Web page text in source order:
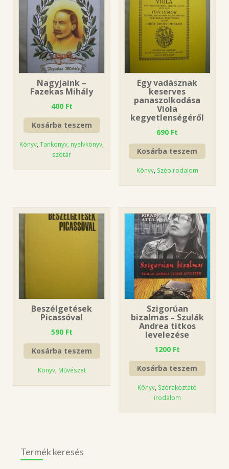
Nagyjaink –
Fazekas Mihály
400 Ft
Kosárba teszem
Könyv ,Tankönyv, nyelvkönyv,
szótár
Egy vadásznak
keserves
panaszolkodása
Viola
kegyetlenségéről
690 Ft
Kosárba teszem
Könyv, Szépirodalom
Beszélgetések
Picassóval
590 Ft
Kosárba teszem
Könyv, Művészet
Szigorúan
bizalmas – Szulák
Andrea titkos
levelezése
1200 Ft
Kosárba teszem
Könyv Szórakoztató
irodalom
Termék keresés